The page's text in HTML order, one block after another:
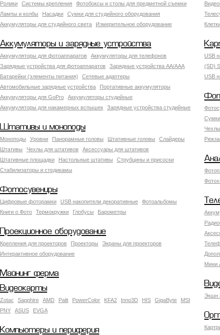
Ролики
Системы крепления
Фотобоксы и столы для предметной съемки
Лампы и колбы
Насадки
Сумки для студийного оборудования
Аккумуляторы для студийного света
Измерительное оборудование
Аккумуляторы и зарядные устройства
Аккумуляторы для фотоаппаратов
Аккумуляторы для телефонов
Зарядные устройства для фотоаппаратов
Зарядные устройства AA/AAA
Батарейки (элементы питания)
Сетевые адаптеры
Автомобильные зарядные устройства
Портативные аккумуляторы
Аккумуляторы для GoPro
Аккумуляторы студийные
Аккумуляторы для накамерных вспышек
Зарядные устройства студийные
USB
(SD)
USB
Штативы и моноподы
Моноподы Уровни Панорамные головы Штативные головы
Слайдеры
Штативы
Чехлы для штативов
Аксессуары для штативов
Штативные площадки
Настольные штативы
Струбцины и присоски
Стабилизаторы и стедикамы
Фотосувениры
Цифровые фоторамки USB накопители декоративные
Фотоальбомы
Книги о Фото
Термокружки Глобусы Барометры
Мини
Проекционное оборудование
Крепления для проекторов Проекторы
Экраны для проекторов
Интерактивное оборудование
Майнинг ферма
Экшн
Видеокарты
Zotac Sapphire AMD Palit PowerColor KFA2 Inno3D HIS GigaByte
MSI
PNY
ASUS EVGA
Компьютеры и периферия